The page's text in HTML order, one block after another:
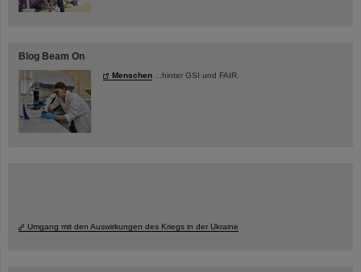
Blog Beam On
Menschen ...hinter GSI und FAIR.
Umgang mit den Auswirkungen des Kriegs in der Ukraine